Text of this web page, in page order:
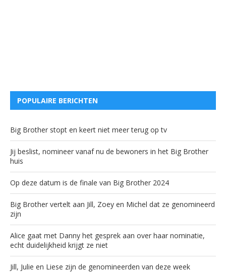
POPULAIRE BERICHTEN
Big Brother stopt en keert niet meer terug op tv
Jij beslist, nomineer vanaf nu de bewoners in het Big Brother
huis
Op deze datum is de finale van Big Brother 2024
Big Brother vertelt aan Jill, Zoey en Michel dat ze genomineerd
zijn
Alice gaat met Danny het gesprek aan over haar nominatie,
echt duidelijkheid krijgt ze niet
Jill, Julie en Liese zijn de genomineerden van deze week